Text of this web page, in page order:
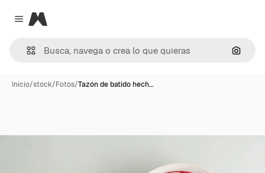
Close menu
Magnific
Inicio/stock/Fotos/Tazón de batido hech…